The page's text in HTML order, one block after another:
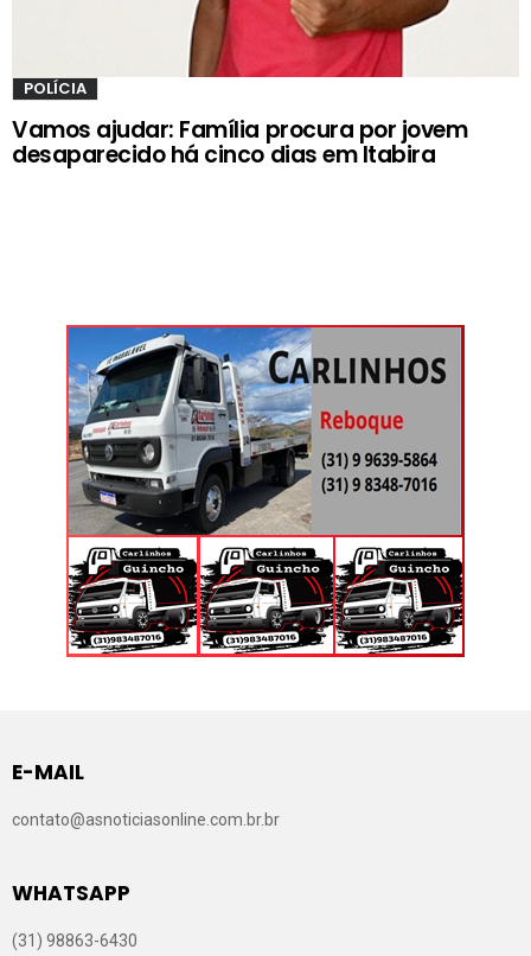
POLÍCIA
Vamos ajudar: Família procura por jovem
desaparecido há cinco dias em Itabira
E-MAIL
contato@asnoticiasonline.com.br.br
WHATSAPP
(31) 98863-6430